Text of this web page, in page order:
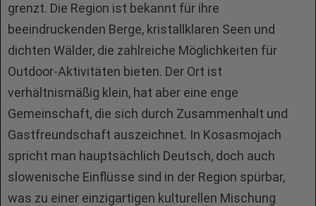
grenzt. Die Region ist bekannt für ihre
beeindruckenden Berge, kristallklaren Seen und
dichten Wälder, die zahlreiche Möglichkeiten für
Outdoor-Aktivitäten bieten. Der Ort ist
verhältnismäßig klein, hat aber eine enge
Gemeinschaft, die sich durch Zusammenhalt und
Gastfreundschaft auszeichnet. In Kosasmojach
spricht man hauptsächlich Deutsch, doch auch
slowenische Einflüsse sind in der Region spürbar,
was zu einer einzigartigen kulturellen Mischung